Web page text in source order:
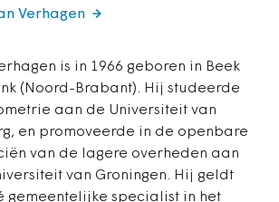
is in 1966 geboren in Beek
(Noord-Brabant). Hij studeerde
aan de Universiteit van
en promoveerde in de openbare
van de lagere overheden aan
van Groningen. Hij geldt
gemeentelijke specialist in het
Verhagen